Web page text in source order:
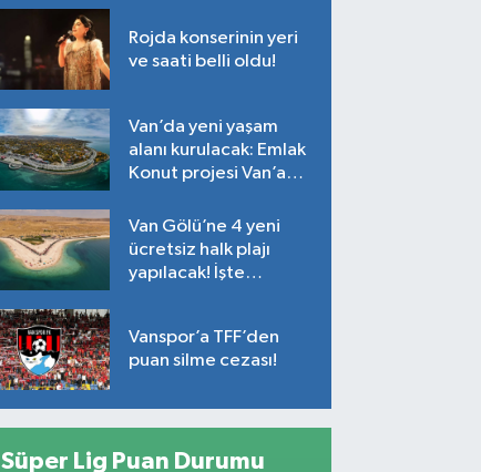
Rojda konserinin yeri
ve saati belli oldu!
Van’da yeni yaşam
alanı kurulacak: Emlak
Konut projesi Van’a
Van Gölü’ne 4 yeni
ücretsiz halk plajı
yapılacak! İşte
Vanspor’a TFF’den
puan silme cezası!
Süper Lig Puan Durumu